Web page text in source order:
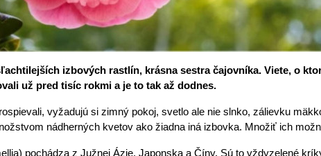
bude ozdobou
záhrady
- rastlina pôvodných
záhrad
izbových rastlín, krásna sestra čajovníka. Viete, o
už pred tisíc rokmi a je to tak až dodnes.
vyžadujú si zimný pokoj, svetlo ale nie slnko, zálievku
nádherných kvetov ako žiadna iná izbovka. Množiť ich
pochádza z Južnej Ázie, Japonska a Číny. Sú to vždyzelené